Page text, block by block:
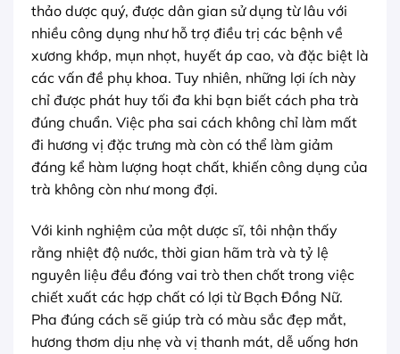
thảo dược quý, được dân gian sử dụng từ lâu với
nhiều công dụng như hỗ trợ điều trị các bệnh về
xương khớp, mụn nhọt, huyết áp cao, và đặc biệt là
các vấn đề phụ khoa. Tuy nhiên, những lợi ích này
chỉ được phát huy tối đa khi bạn biết cách pha trà
đúng chuẩn. Việc pha sai cách không chỉ làm mất
đi hương vị đặc trưng mà còn có thể làm giảm
đáng kể hàm lượng hoạt chất, khiến công dụng của
trà không còn như mong đợi.
Với kinh nghiệm của một dược sĩ, tôi nhận thấy
rằng nhiệt độ nước, thời gian hãm trà và tỷ lệ
nguyên liệu đều đóng vai trò then chốt trong việc
chiết xuất các hợp chất có lợi từ Bạch Đồng Nữ.
Pha đúng cách sẽ giúp trà có màu sắc đẹp mắt,
hương thơm dịu nhẹ và vị thanh mát, dễ uống hơn